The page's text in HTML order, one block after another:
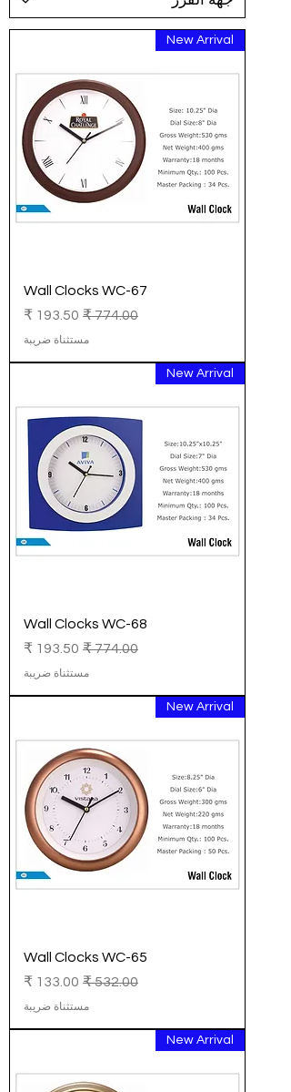
New Arrival
Wall Clocks WC-67
سعر عاديسعر البيع
مستثناة ضريبة
New Arrival
Wall Clocks WC-68
سعر عاديسعر البيع
مستثناة ضريبة
New Arrival
Wall Clocks WC-65
سعر عاديسعر البيع
مستثناة ضريبة
New Arrival